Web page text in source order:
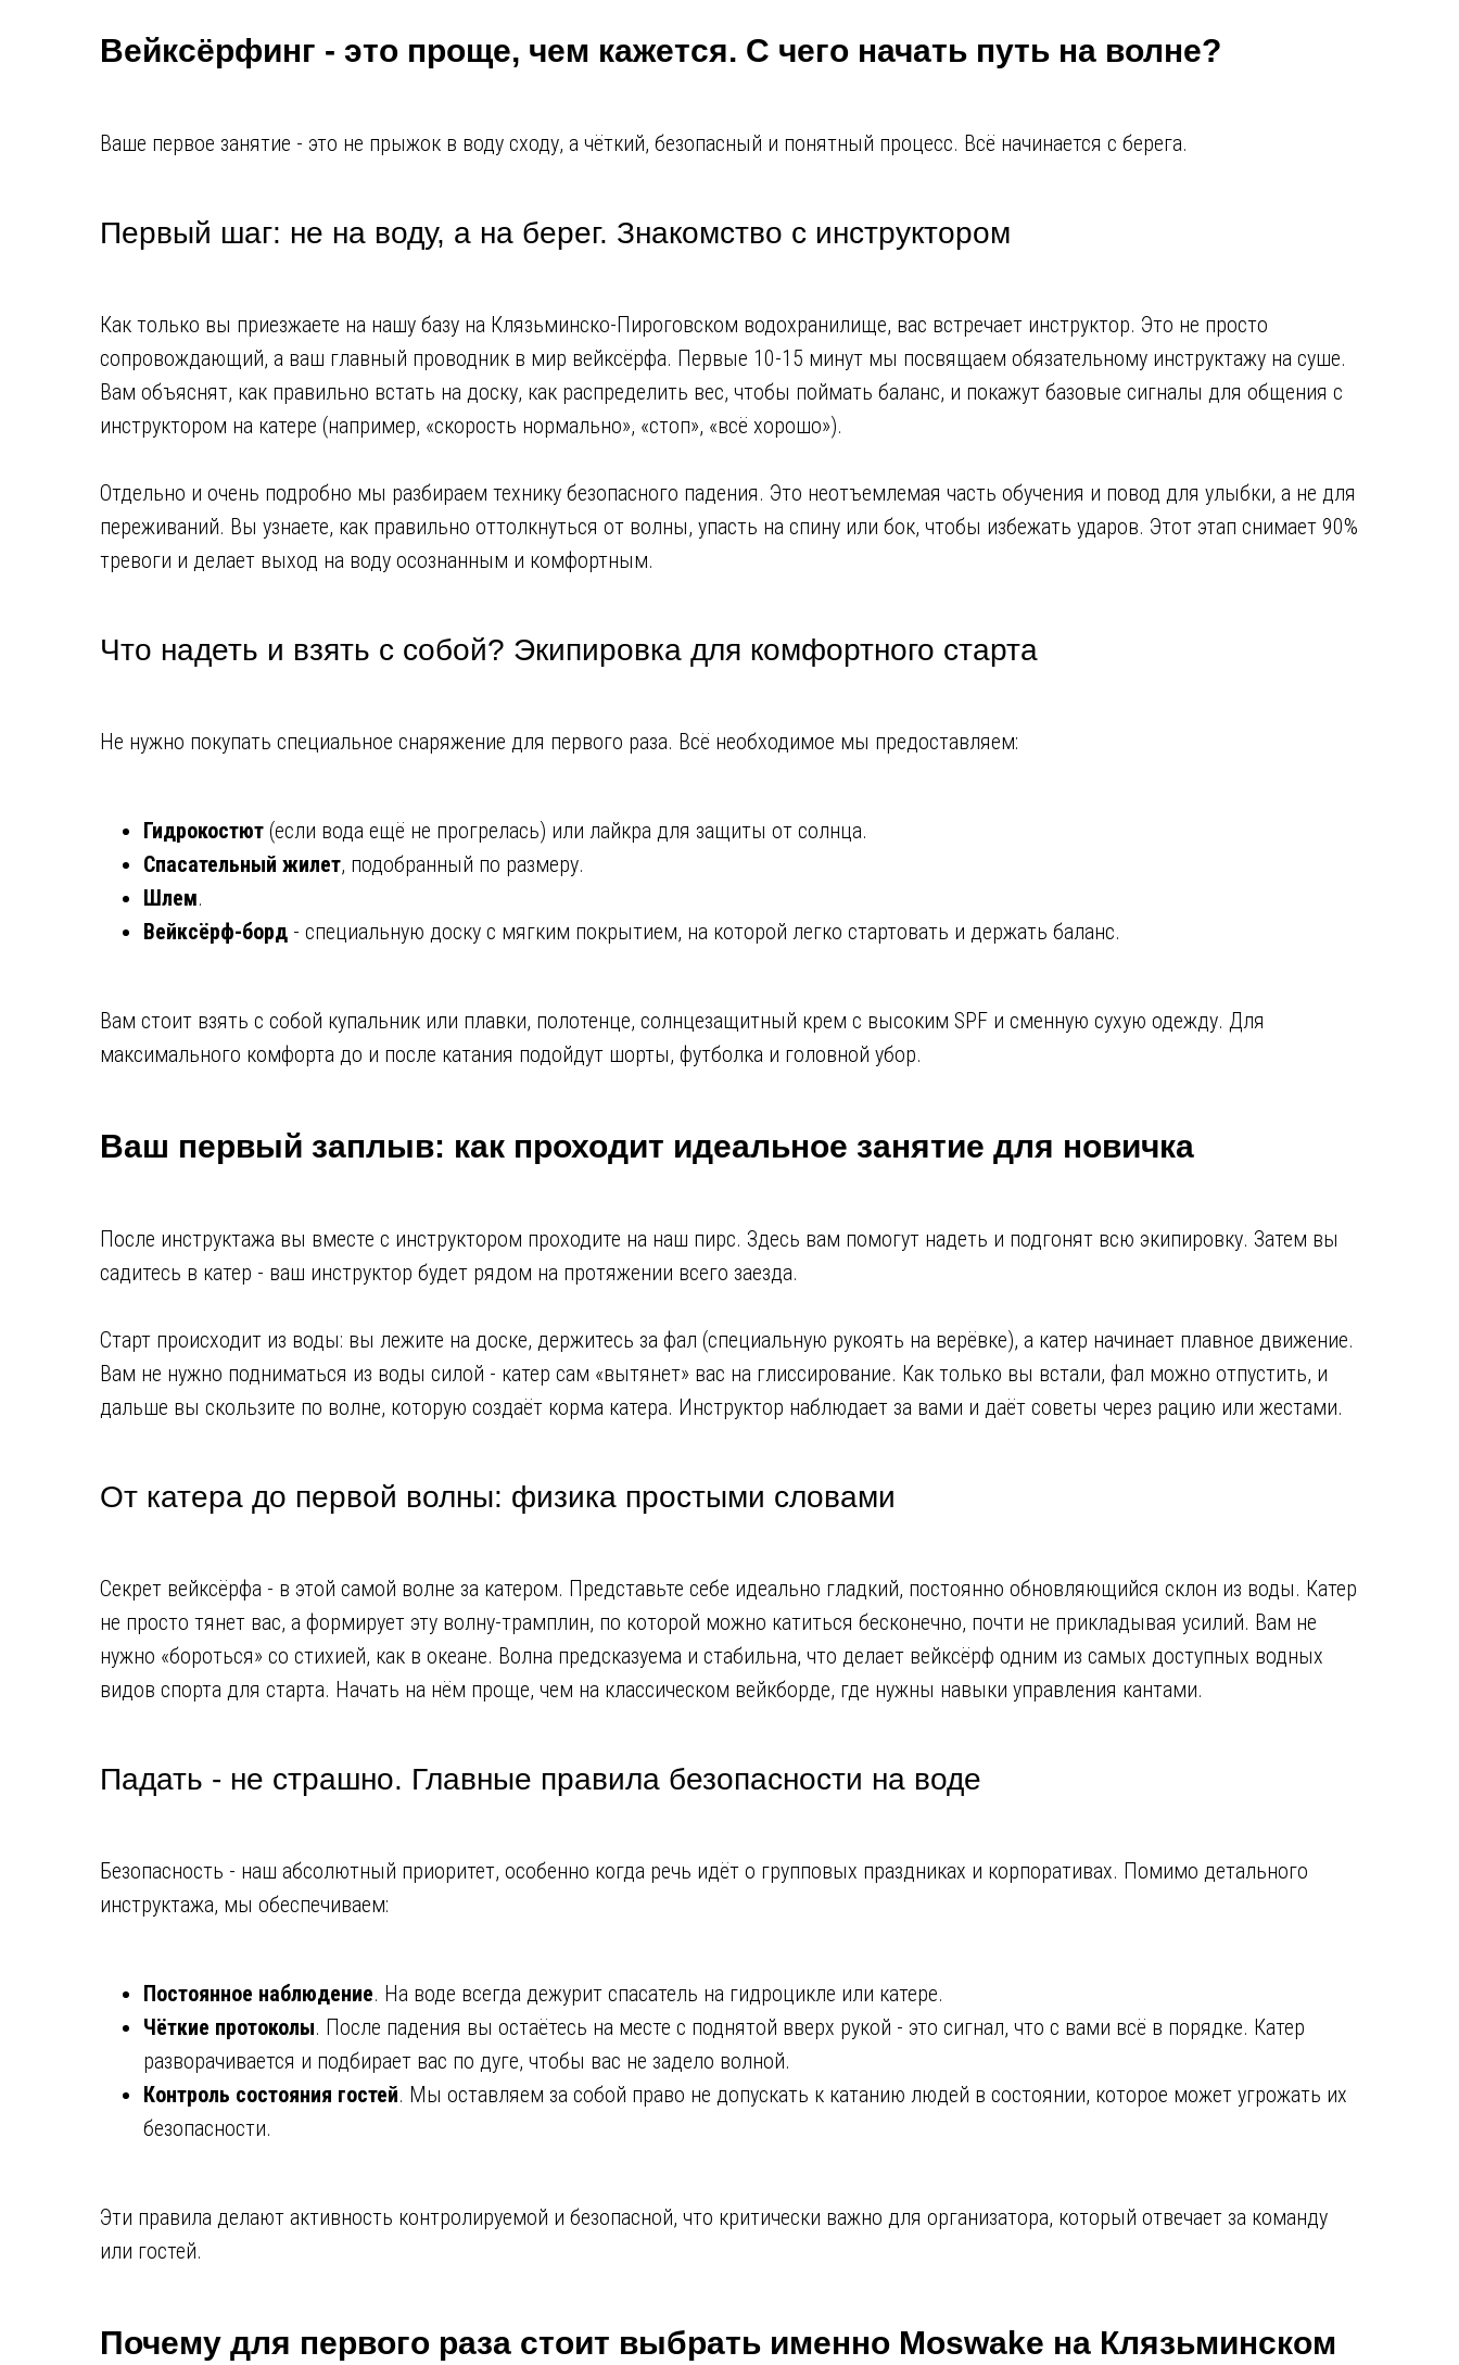
Вейксёрфинг - это проще, чем кажется. С чего начать путь на волне?
Ваше первое занятие - это не прыжок в воду сходу, а чёткий, безопасный и понятный процесс. Всё начинается с берега.
Первый шаг: не на воду, а на берег. Знакомство с инструктором
Как только вы приезжаете на нашу базу на Клязьминско-Пироговском водохранилище, вас встречает инструктор. Это не просто
сопровождающий, а ваш главный проводник в мир вейксёрфа. Первые 10-15 минут мы посвящаем обязательному инструктажу на суше.
Вам объяснят, как правильно встать на доску, как распределить вес, чтобы поймать баланс, и покажут базовые сигналы для общения с
инструктором на катере (например, «скорость нормально», «стоп», «всё хорошо»).
Отдельно и очень подробно мы разбираем технику безопасного падения. Это неотъемлемая часть обучения и повод для улыбки, а не для
переживаний. Вы узнаете, как правильно оттолкнуться от волны, упасть на спину или бок, чтобы избежать ударов. Этот этап снимает 90%
тревоги и делает выход на воду осознанным и комфортным.
Что надеть и взять с собой? Экипировка для комфортного старта
Не нужно покупать специальное снаряжение для первого раза. Всё необходимое мы предоставляем:
Гидрокостют (если вода ещё не прогрелась) или лайкра для защиты от солнца.
Спасательный жилет, подобранный по размеру.
Шлем.
Вейксёрф-борд - специальную доску с мягким покрытием, на которой легко стартовать и держать баланс.
Вам стоит взять с собой купальник или плавки, полотенце, солнцезащитный крем с высоким SPF и сменную сухую одежду. Для
максимального комфорта до и после катания подойдут шорты, футболка и головной убор.
Ваш первый заплыв: как проходит идеальное занятие для новичка
После инструктажа вы вместе с инструктором проходите на наш пирс. Здесь вам помогут надеть и подгонят всю экипировку. Затем вы
садитесь в катер - ваш инструктор будет рядом на протяжении всего заезда.
Старт происходит из воды: вы лежите на доске, держитесь за фал (специальную рукоять на верёвке), а катер начинает плавное движение.
Вам не нужно подниматься из воды силой - катер сам «вытянет» вас на глиссирование. Как только вы встали, фал можно отпустить, и
дальше вы скользите по волне, которую создаёт корма катера. Инструктор наблюдает за вами и даёт советы через рацию или жестами.
От катера до первой волны: физика простыми словами
Секрет вейксёрфа - в этой самой волне за катером. Представьте себе идеально гладкий, постоянно обновляющийся склон из воды. Катер
не просто тянет вас, а формирует эту волну-трамплин, по которой можно катиться бесконечно, почти не прикладывая усилий. Вам не
нужно «бороться» со стихией, как в океане. Волна предсказуема и стабильна, что делает вейксёрф одним из самых доступных водных
видов спорта для старта. Начать на нём проще, чем на классическом вейкборде, где нужны навыки управления кантами.
Падать - не страшно. Главные правила безопасности на воде
Безопасность - наш абсолютный приоритет, особенно когда речь идёт о групповых праздниках и корпоративах. Помимо детального
инструктажа, мы обеспечиваем:
Постоянное наблюдение. На воде всегда дежурит спасатель на гидроцикле или катере.
Чёткие протоколы. После падения вы остаётесь на месте с поднятой вверх рукой - это сигнал, что с вами всё в порядке. Катер
разворачивается и подбирает вас по дуге, чтобы вас не задело волной.
Контроль состояния гостей. Мы оставляем за собой право не допускать к катанию людей в состоянии, которое может угрожать их
безопасности.
Эти правила делают активность контролируемой и безопасной, что критически важно для организатора, который отвечает за команду
или гостей.
Почему для первого раза стоит выбрать именно Moswake на Клязьминском